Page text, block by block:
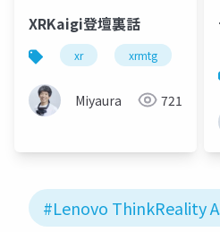
XRKaigi登壇裏話
xr xrmtg
Miyaura 721
#Lenovo ThinkReality